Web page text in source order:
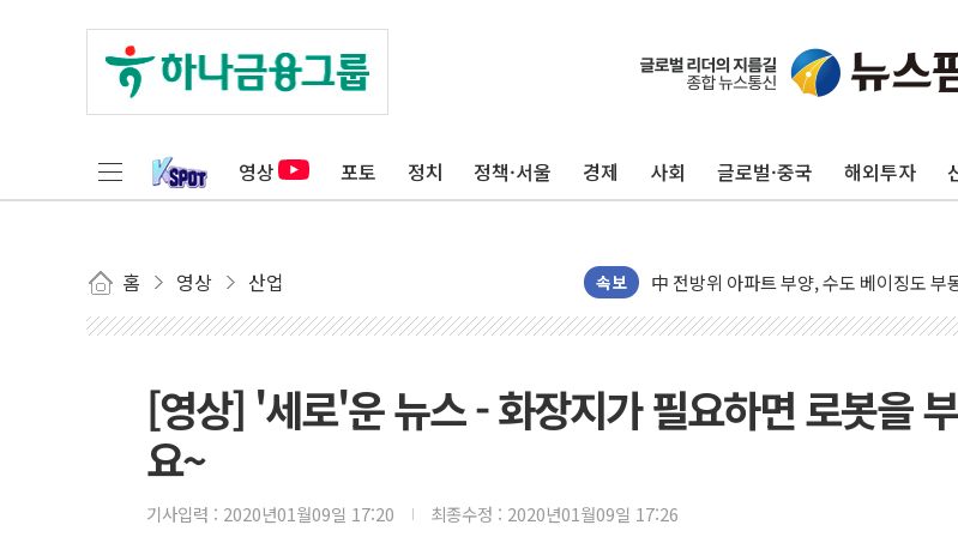
영상 포토 정치 정책·서울 경제 사회 글로벌·중국 해외투자
홈 영상 산업 속보
동해중부 전 해상 풍랑주의보…10일까지
中 전방위 아파트 부양, 수도 베이징도 부
인제 용대리 계곡서 수위 상승으로 피서
강원 중·남부 동해안 시간당 50mm 이상
청양 밭에서 일하던 90대 숨져…온열질
[영상] '세로'운 뉴스 - 화장지가 필요하면 로봇을
요~
기사입력 : 2020년01월09일 17:20 최종수정 : 2020년01월09일 17:26